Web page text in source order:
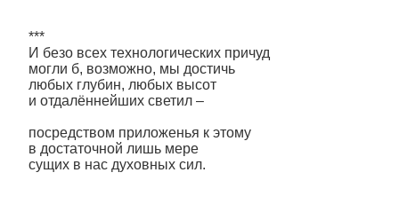
***
И безо всех технологических причуд
могли б, возможно, мы достичь
любых глубин, любых высот
и отдалённейших светил –
посредством приложенья к этому
в достаточной лишь мере
сущих в нас духовных сил.